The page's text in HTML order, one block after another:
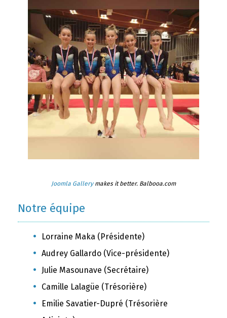
Joomla Gallerymakes it better. Balbooa.com
Notre équipe
Lorraine Maka (Présidente)
Audrey Gallardo (Vice-présidente)
Julie Masounave (Secrétaire)
Camille Lalagüe (Trésorière)
Emilie Savatier-Dupré (Trésorière